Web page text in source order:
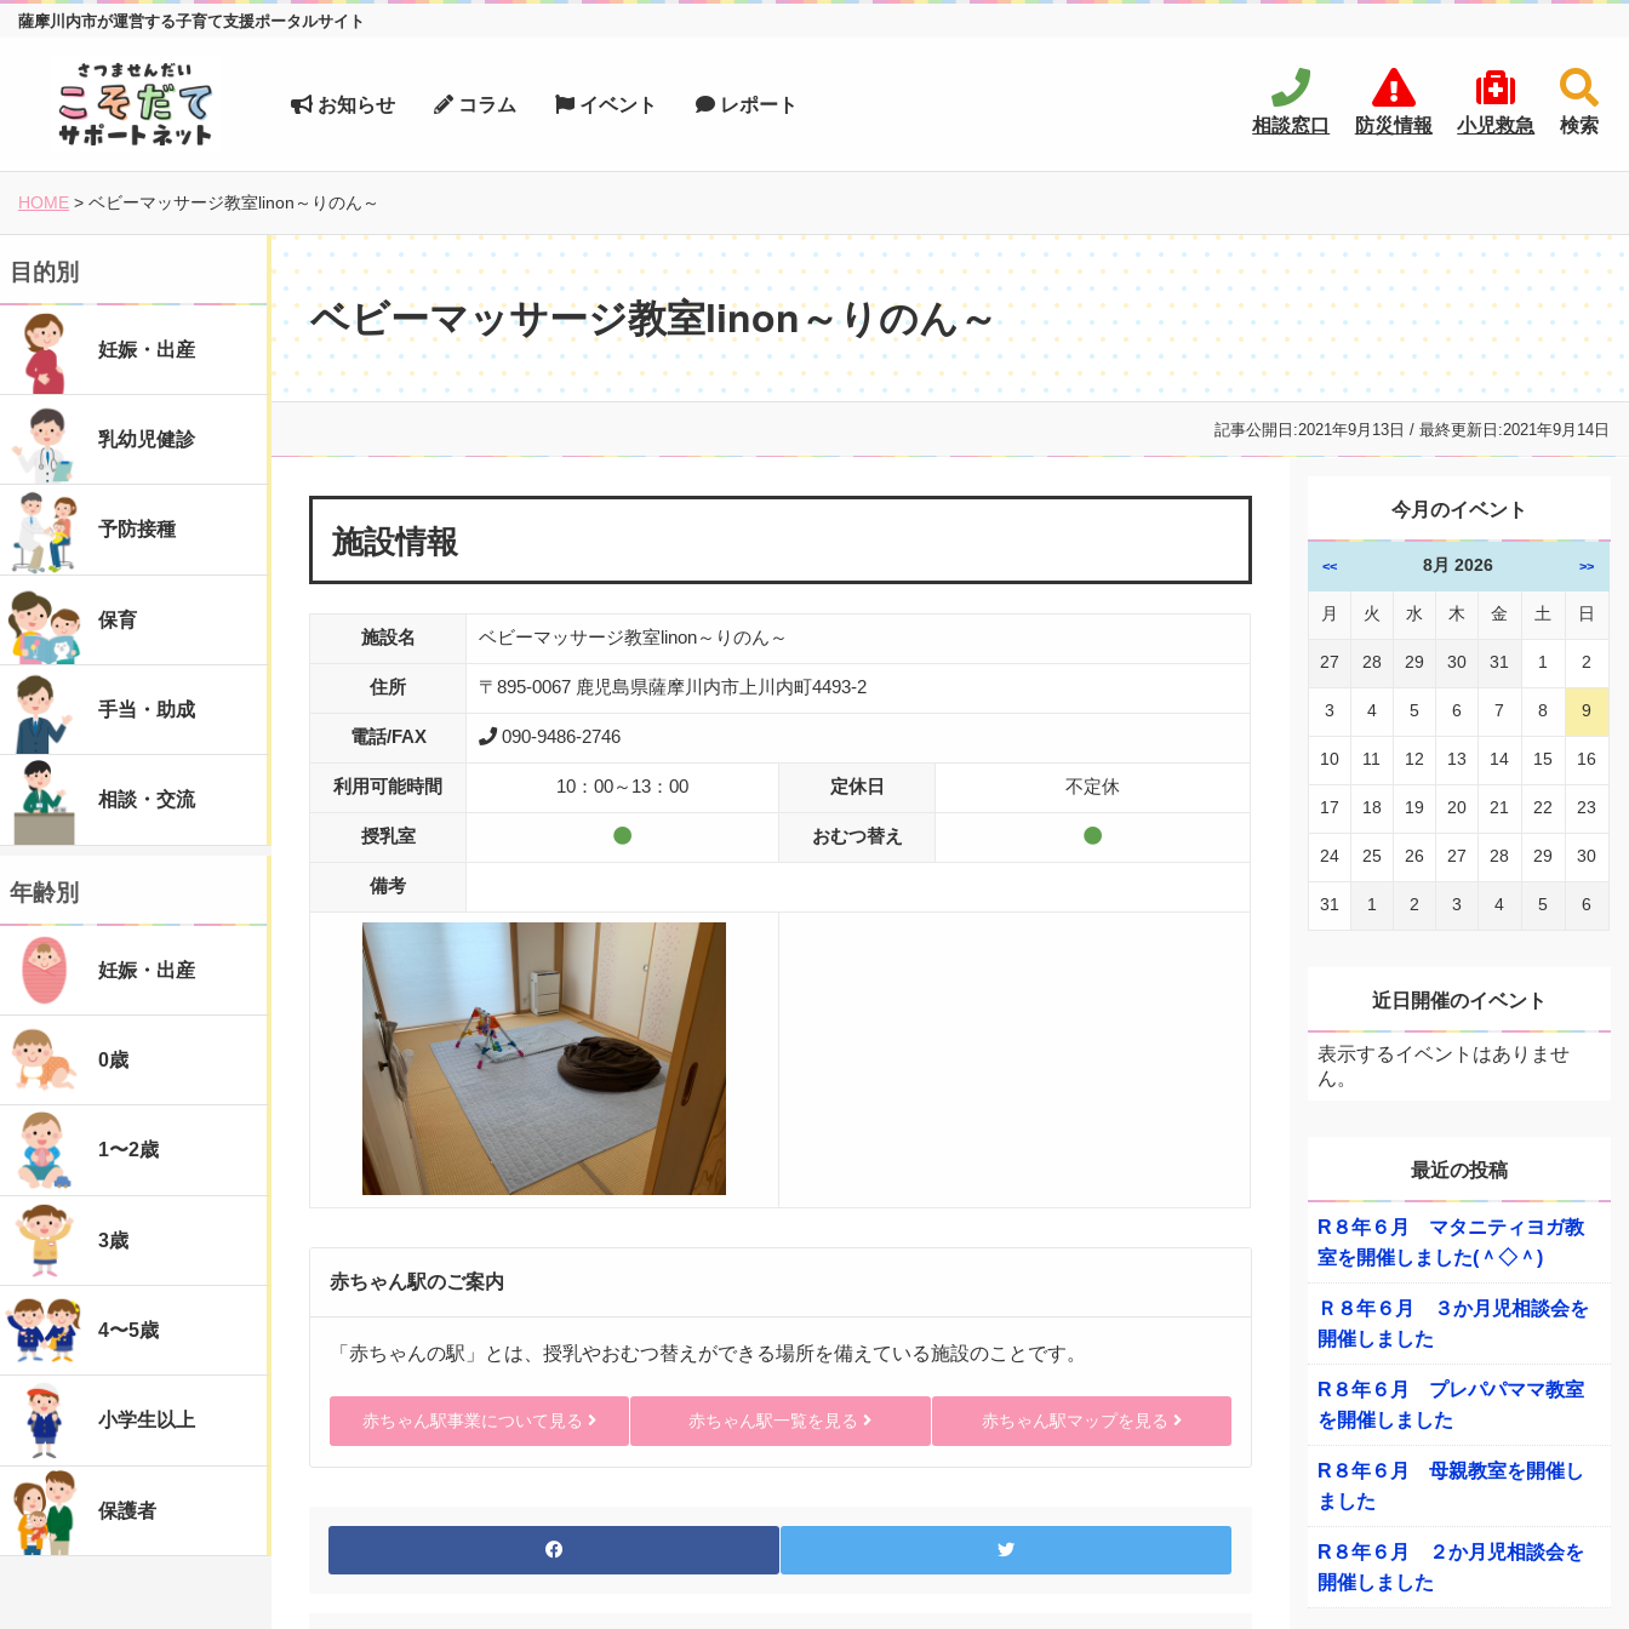
薩摩川内市が運営する子育て支援ポータルサイト
お知らせ コラム イベント
レポート
相談窓口
防災情報 小児救急 検索
HOME > ベビーマッサージ教室linon～りのん～
ベビーマッサージ教室linon～りのん～
記事公開日:2021年9月13日 / 最終更新日:2021年9月14日
施設情報
施設名 ベビーマッサージ教室linon～りのん～
住所 〒895-0067 鹿児島県薩摩川内市上川内町4493-2
電話/FAX 090-9486-2746
利用可能時間 10：00～13：00 定休日 不定休
授乳室 おむつ替え
備考
赤ちゃん駅のご案内
「赤ちゃんの駅」とは、授乳やおむつ替えができる場所を備えている施設のことです。
赤ちゃん駅事業について見る 赤ちゃん駅一覧を見る 赤ちゃん駅マップを見る
今月のイベント
<< 8月 2026 >>
月 火 水 木 金 土 日
27 28 29 30 31 1 2
3 4 5 6 7 8 9
10 11 12 13 14 15 16
17 18 19 20 21 22 23
24 25 26 27 28 29 30
31 1 2 3 4 5 6
近日開催のイベント
表示するイベントはありませ
ん。
最近の投稿
R８年６月 マタニティヨガ教
室を開催しました(＾◇＾)
Ｒ８年６月 ３か月児相談会を
開催しました
R８年６月 プレパパママ教室
を開催しました
R８年６月 母親教室を開催し
ました
R８年６月 ２か月児相談会を
開催しました
目的別
妊娠・出産
乳幼児健診
予防接種
保育
手当・助成
相談・交流
年齢別
妊娠・出産
0歳
1〜2歳
3歳
4〜5歳
小学生以上
保護者